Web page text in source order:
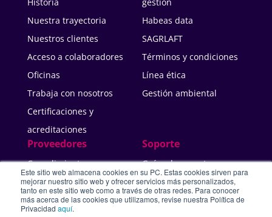
Este sitio web almacena cookies en su PC. Estas cookies sirven para
mejorar nuestro sitio web y ofrecer servicios más personalizados,
tanto en este sitio web como a través de otras redes. Para conocer
más acerca de las cookies que utilizamos, revise nuestra Política de
Privacidad aquí.
Nuestra trayectoria
Nuestros clientes
Acceso a colaboradores
Oficinas
Trabaja con nosotros
Certificaciones y
acreditaciones
Habeas data
SAGRLAFT
Términos y condiciones
Línea ética
Gestión ambiental
Proveedores
Cumplimiento
Políticas de seguridad
de información
Soporte
Guías de soporte
Portal de soporte